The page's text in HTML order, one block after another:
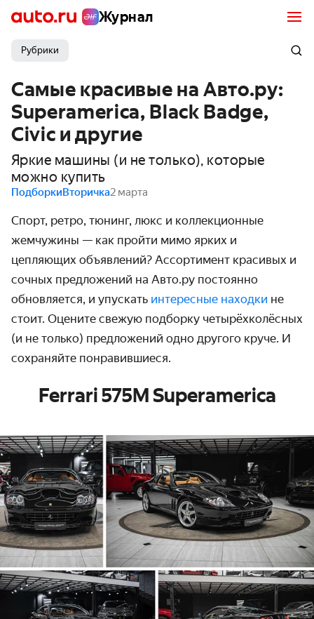
Журнал
Рубрики
Самые красивые на Авто.ру:
Superamerica, Black Badge,
Civic и другие
Яркие машины (и не только), которые
можно купить
ПодборкиВторичка2 марта
Спорт, ретро, тюнинг, люкс и коллекционные
жемчужины — как пройти мимо ярких и
цепляющих объявлений? Ассортимент красивых и
сочных предложений на Авто.ру постоянно
обновляется, и упускать интересные находки не
стоит. Оцените свежую подборку четырёхколёсных
(и не только) предложений одно другого круче. И
сохраняйте понравившиеся.
Ferrari 575M Superamerica